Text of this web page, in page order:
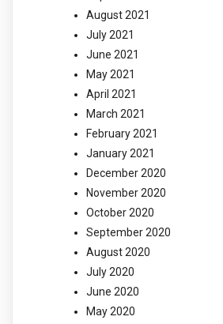
August 2021
July 2021
June 2021
May 2021
April 2021
March 2021
February 2021
January 2021
December 2020
November 2020
October 2020
September 2020
August 2020
July 2020
June 2020
May 2020